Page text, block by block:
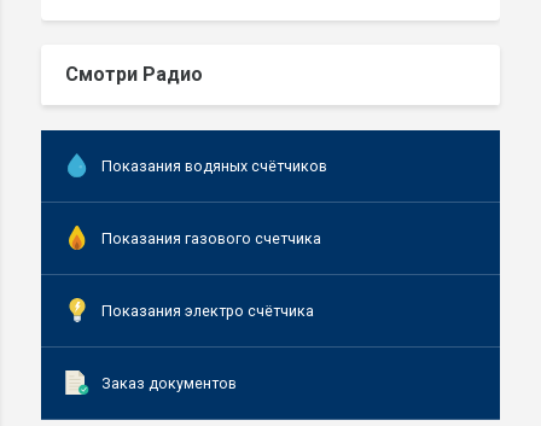
Смотри Радио
Показания водяных счётчиков
Показания газового счетчика
Показания электро счётчика
Заказ документов